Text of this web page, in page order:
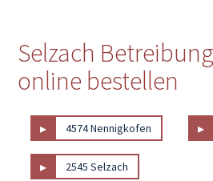
Selzach
online bestellen
▸ 4574 Nennigkofen ▸
▸ 2545 Selzach